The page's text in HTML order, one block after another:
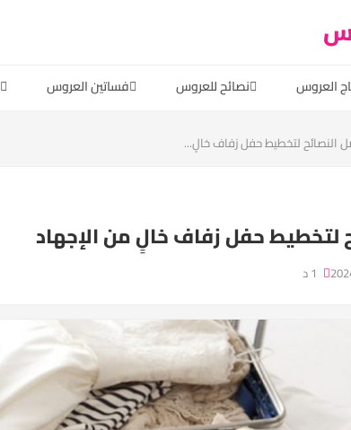
العروس نصائح للعروس فساتين العروس
النصائح لتخطيط حفل زفاف خالٍ...
لتخطيط حفل زفاف خالٍ من الإجهاد